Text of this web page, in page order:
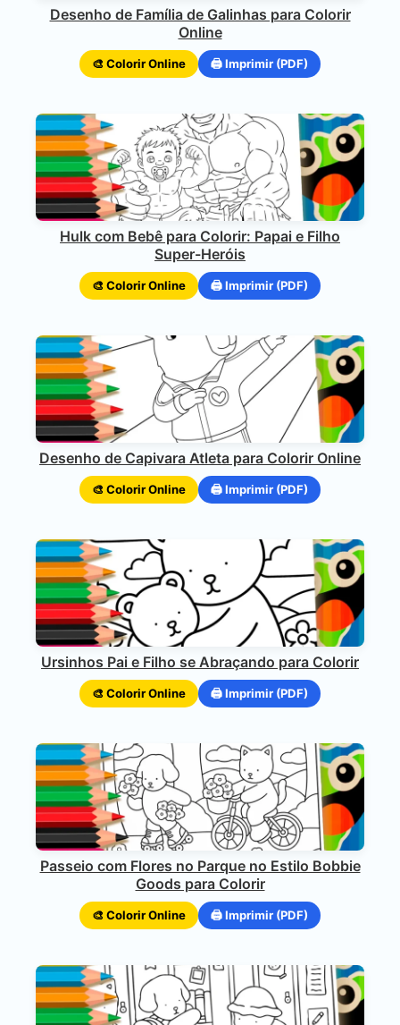
Desenho de Família de Galinhas para Colorir
Online
🎨 Colorir Online 🖨️ Imprimir (PDF)
Hulk com Bebê para Colorir: Papai e Filho
Super-Heróis
🎨 Colorir Online 🖨️ Imprimir (PDF)
Desenho de Capivara Atleta para Colorir Online
🎨 Colorir Online 🖨️ Imprimir (PDF)
Ursinhos Pai e Filho se Abraçando para Colorir
🎨 Colorir Online 🖨️ Imprimir (PDF)
Passeio com Flores no Parque no Estilo Bobbie
Goods para Colorir
🎨 Colorir Online 🖨️ Imprimir (PDF)